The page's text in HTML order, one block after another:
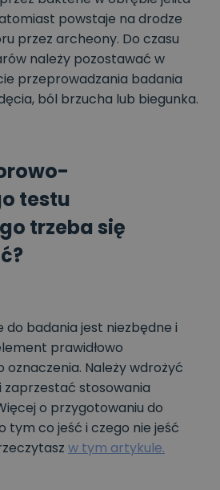
powstaje na drodze
przez archeony. Do czasu
należy pozostawać w
przeprowadzania badania
ból brzucha lub biegunka.
testu
trzeba się
do badania jest niezbędne i
prawidłowo
Należy wdrożyć
zaprzestać stosowania
o przygotowaniu do
tym co jeść i czego nie jeść
w tym artykule.